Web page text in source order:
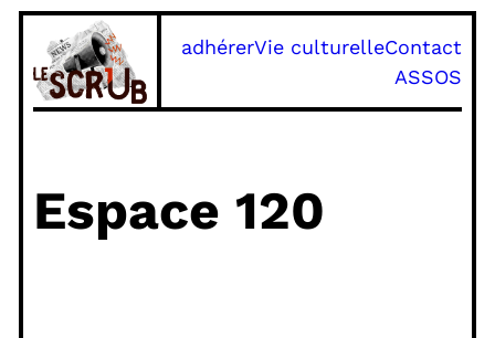
Aller
contenu
adhérerVie culturelleContact
ASSOS
Espace 120